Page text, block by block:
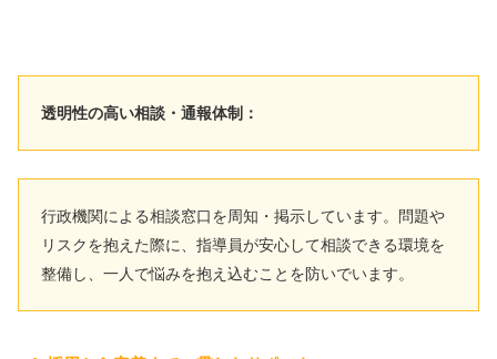
透明性の高い相談・通報体制：
行政機関による相談窓口を周知・掲示しています。問題や
リスクを抱えた際に、指導員が安心して相談できる環境を
整備し、一人で悩みを抱え込むことを防いでいます。